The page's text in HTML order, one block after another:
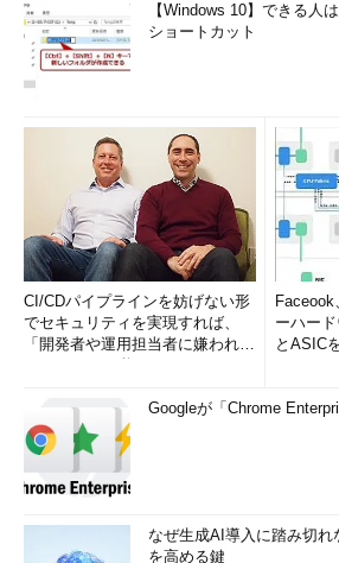
【Windows 10】できる人
ショートカット
CI/CDパイプラインを妨げない形
でセキュリティを実現すれば、
「開発者や運用担当者に嫌われな
ーハー
とASIC
Googleが「Chrome
なぜ生成AI導入に踏み切
を高める鍵